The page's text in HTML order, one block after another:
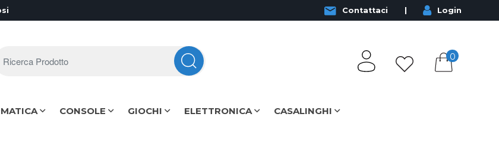
Contattaci Login
0
CONSOLE GIOCHI ELETTRONICA CASALINGHI